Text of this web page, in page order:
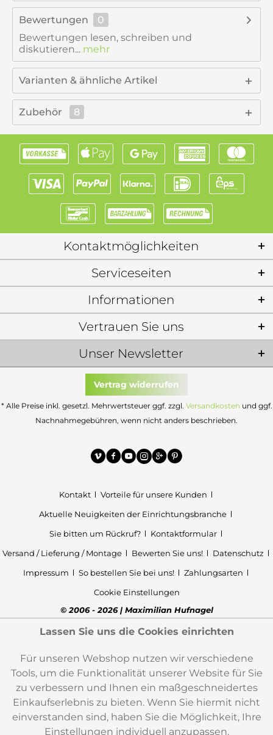
Bewertungen
0
Bewertungen lesen, schreiben und
diskutieren... mehr
Varianten & ähnliche Artikel
Zubehör 8
Kontaktmöglichkeiten
Serviceseiten
Informationen
Unser Newsletter
Vertrauen Sie uns
Vertrag widerrufen
* Alle Preise inkl. gesetzl. Mehrwertsteuer ggf. zzgl. Versandkosten und ggf.
Nachnahmegebühren, wenn nicht anders beschrieben.
Kontakt
Vorteile für unsere Kunden
Aktuelle Neuigkeiten der Einrichtungsbranche
Sie bitten um Rückruf?
Kontaktformular
Versand / Lieferung / Montage
Bewerten Sie uns!
Datenschutz
Impressum
So bestellen Sie bei uns!
Zahlungsarten
Cookie Einstellungen
© 2006 - 2026 | Maximilian Hufnagel
Lassen Sie uns die Cookies einrichten
Für unseren Webshop nutzen wir verschiedene
Tools, um die Funktionalität unserer Website für Sie
zu verbessern und Ihnen ein maßgeschneidertes
Einkaufserlebnis zu bieten. Wenn Sie hiermit nicht
einverstanden sind, haben Sie die Möglichkeit, Ihre
Einstellungen individuell anzupassen.